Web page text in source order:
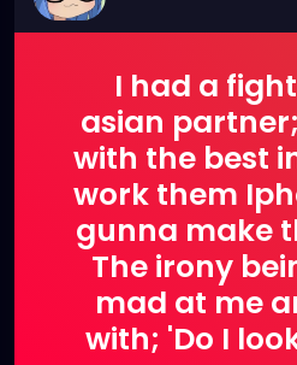
I had a
asian
with the best
work them
gunna make
The irony
mad at me
with; 'Do I